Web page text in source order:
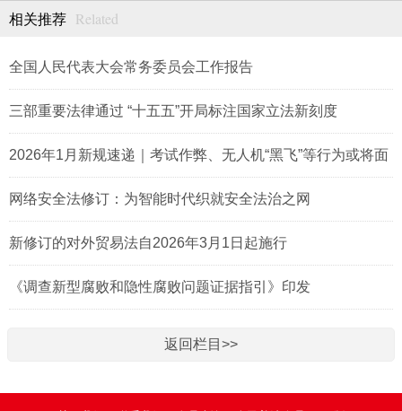
相关推荐 Related
全国人民代表大会常务委员会工作报告
三部重要法律通过 “十五五”开局标注国家立法新刻度
2026年1月新规速递｜考试作弊、无人机“黑飞”等行为或将面
临处罚
网络安全法修订：为智能时代织就安全法治之网
新修订的对外贸易法自2026年3月1日起施行
《调查新型腐败和隐性腐败问题证据指引》印发
返回栏目>>